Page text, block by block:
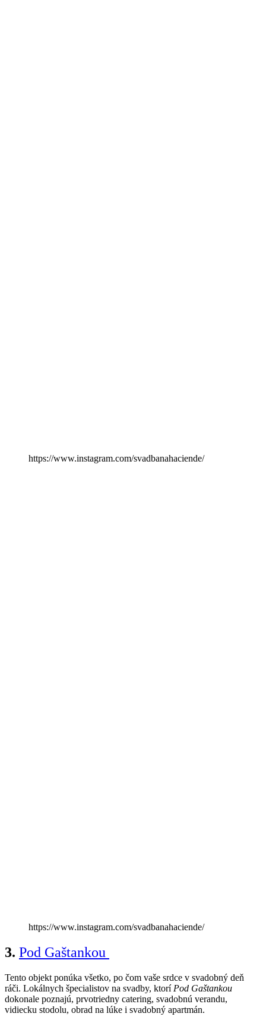
https://www.instagram.com/svadbanahaciende/
https://www.instagram.com/svadbanahaciende/
3. Pod Gaštankou
Tento objekt ponúka všetko, po čom vaše srdce v svadobný deň
ráči. Lokálnych špecialistov na svadby, ktorí Pod Gaštankou
dokonale poznajú, prvotriedny catering, svadobnú verandu,
vidiecku stodolu, obrad na lúke i svadobný apartmán.